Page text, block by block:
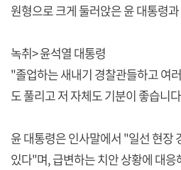
원형으로 크게 둘러앉은 윤 대통령
녹취> 윤석열 대통령
"졸업하는 새내기 경찰관들하고 여
도 풀리고 저 자체도 기분이 좋습니
윤 대통령은 인사말에서 "일선 현장
있다"며, 급변하는 치안 상황에 대